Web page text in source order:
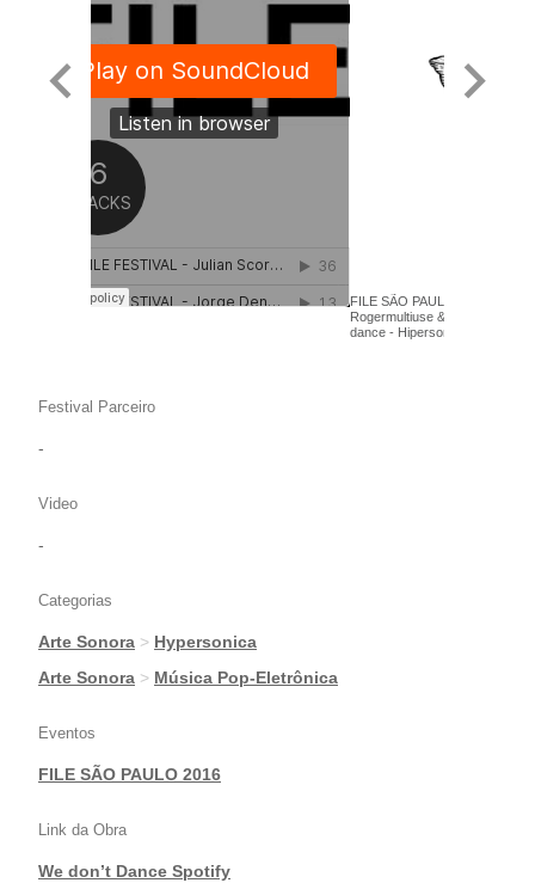
FILE SÃO PAULO 2016 - A B I
Rogermultiuse & Francisco
dance - Hipersonica
Festival Parceiro
-
Video
-
Categorias
Arte Sonora > Hypersonica
|Arte Sonora > Música Pop-Eletrônica
Eventos
FILE SÃO PAULO 2016
Link da Obra
We don’t Dance Spotify